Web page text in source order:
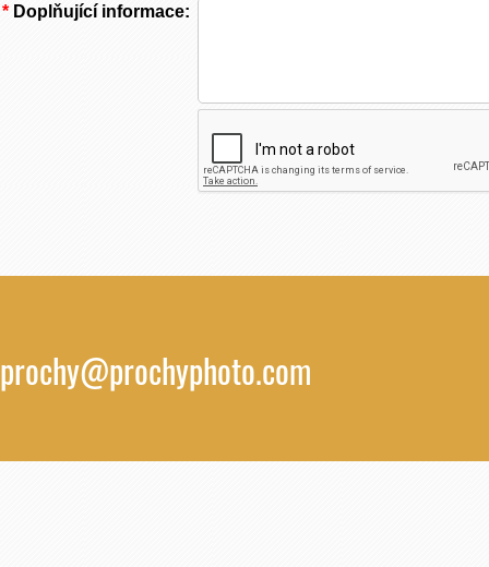
*Doplňující informace:
prochy@prochyphoto.com